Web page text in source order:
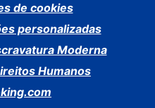
de cookies
personalizadas
Moderna
Humanos